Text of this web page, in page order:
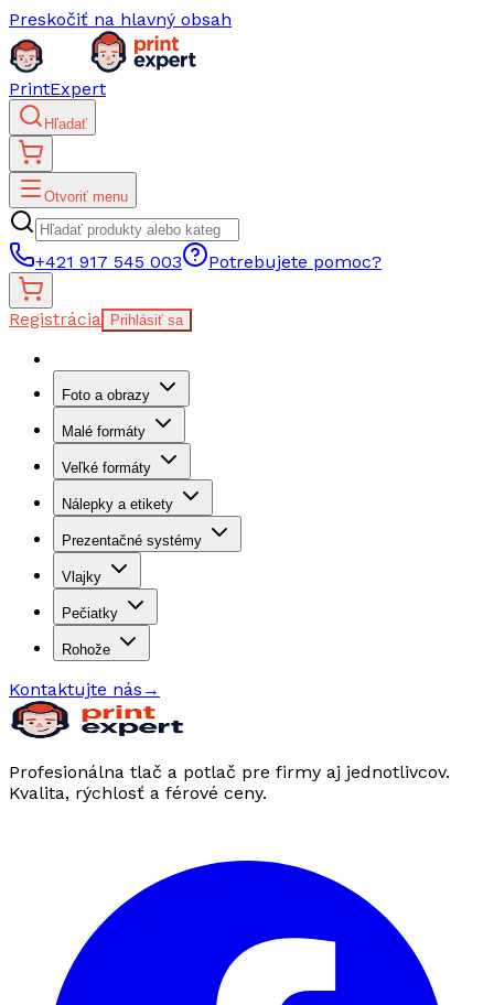
Preskočiť na hlavný obsah
PrintExpert
Hľadať
Otvoriť menu
+421 917 545 003 Potrebujete pomoc?
Registrácia Prihlásiť sa
Foto a obrazy
Malé formáty
Veľké formáty
Nálepky a etikety
Prezentačné systémy
Vlajky
Pečiatky
Rohože
Kontaktujte nás →
Profesionálna tlač a potlač pre firmy aj jednotlivcov.
Kvalita, rýchlosť a férové ceny.